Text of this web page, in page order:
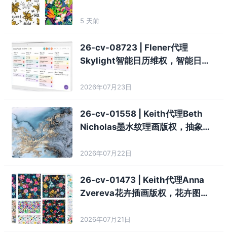
5 天前
26-cv-08723 | Flener代理
Skylight智能日历维权，智能日历
2026年07月23日
26-cv-01558 | Keith代理Beth
Nicholas墨水纹理画版权，抽象纹
2026年07月22日
26-cv-01473 | Keith代理Anna
Zvereva花卉插画版权，花卉图案
2026年07月21日